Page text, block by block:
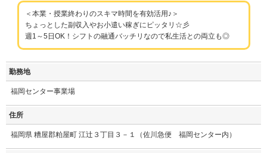
＜本業・授業終わりのスキマ時間を有効活用♪＞
ちょっとした副収入やお小遣い稼ぎにピッタリ☆彡
週1～5日OK！シフトの融通バッチリなので私生活との両立も◎
勤務地
福岡センター事業場
住所
福岡県 糟屋郡粕屋町 江辻３丁目３－１（佐川急便 福岡センター内）